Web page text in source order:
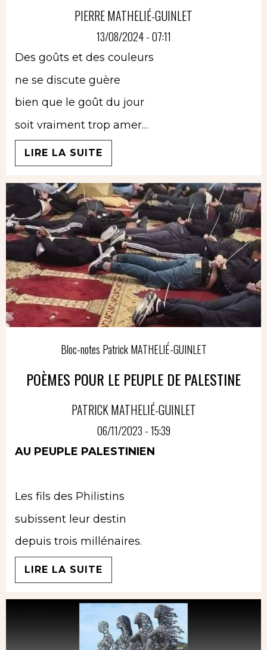
PIERRE MATHELIÉ-GUINLET
13/08/2024 - 07:11
Des goûts et des couleurs
ne se discute guère
bien que le goût du jour
soit vraiment trop amer…
LIRE LA SUITE
Bloc-notes Patrick MATHELIÉ-GUINLET
POÈMES POUR LE PEUPLE DE PALESTINE
PATRICK MATHELIÉ-GUINLET
06/11/2023 - 15:39
AU PEUPLE PALESTINIEN
Les fils des Philistins
subissent leur destin
depuis trois millénaires.
LIRE LA SUITE